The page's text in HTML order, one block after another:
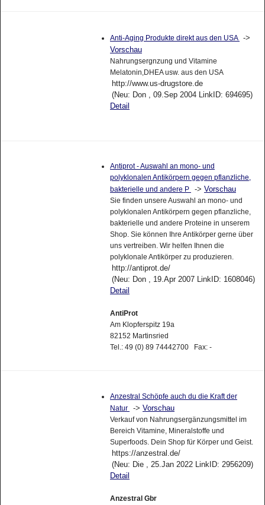
Anti-Aging Produkte direkt aus den USA ->
Vorschau
Nahrungsergnzung und Vitamine
Melatonin,DHEA usw. aus den USA
http://www.us-drugstore.de
(Neu: Don , 09.Sep 2004 LinkID: 694695)
Detail
Antiprot - Auswahl an mono- und
polyklonalen Antikörpern gegen pflanzliche,
bakterielle und andere P
-> Vorschau
Sie finden unsere Auswahl an mono- und
polyklonalen Antikörpern gegen pflanzliche,
bakterielle und andere Proteine in unserem
Shop. Sie können Ihre Antikörper gerne über
uns vertreiben. Wir helfen Ihnen die
polyklonale Antikörper zu produzieren.
http://antiprot.de/
(Neu: Don , 19.Apr 2007 LinkID: 1608046)
Detail
AntiProt
Am Klopferspitz 19a
82152 Martinsried
Tel.: 49 (0) 89 74442700 Fax: -
Anzestral Schöpfe auch du die Kraft der
Natur
-> Vorschau
Verkauf von Nahrungsergänzungsmittel im
Bereich Vitamine, Mineralstoffe und
Superfoods. Dein Shop für Körper und Geist.
https://anzestral.de/
(Neu: Die , 25.Jan 2022 LinkID: 2956209)
Detail
Anzestral Gbr